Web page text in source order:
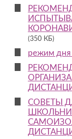
(350 КБ)
режим дня
СОВЕТЫ